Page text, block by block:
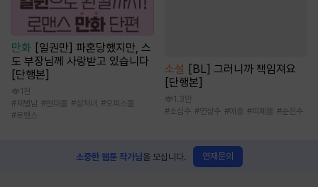
만화
[일권만] 파혼당했지만, 스
도 부장님께 사랑받고 있습니다
[단행본]
1천
# 재벌남 #현대물 #상처녀 #오피스물
#로맨스
소설
[BL] 그러니까 책임져요
[단행본]
1.3만
#소심수 #연상수 #애증 #피폐물 #순진수
소중한 웹툰 작가님을 모십니다. 연재문의